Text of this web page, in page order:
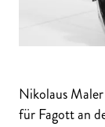
Nikolaus
für Fagott an